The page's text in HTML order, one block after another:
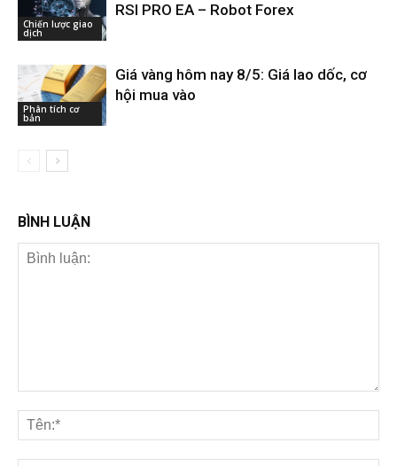
Chiến lược giao
dịch
RSI PRO EA – Robot Forex
Phân tích cơ
bản
Giá vàng hôm nay 8/5: Giá lao dốc, cơ
hội mua vào
BÌNH LUẬN